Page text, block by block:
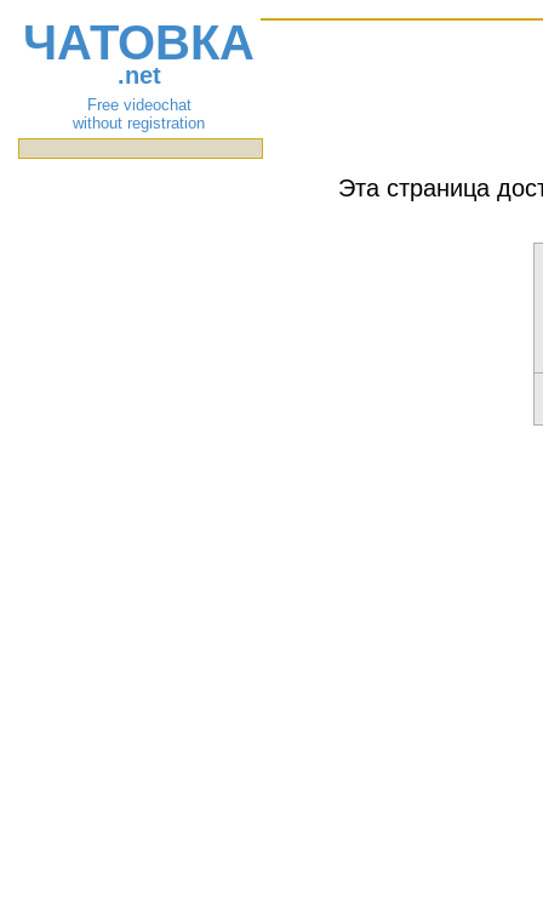
ЧАТОВКА
.net
Free videochat
without registration
Эта страница